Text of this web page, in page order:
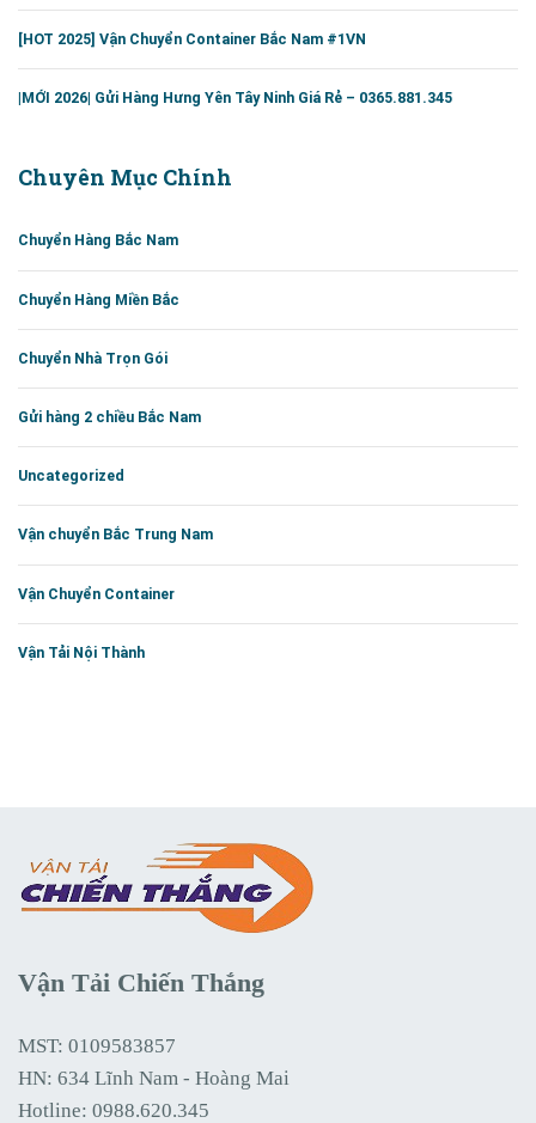
[HOT 2025] Vận Chuyển Container Bắc Nam #1VN
|MỚI 2026| Gửi Hàng Hưng Yên Tây Ninh Giá Rẻ – 0365.881.345
Chuyên Mục Chính
Chuyển Hàng Bắc Nam
Chuyển Hàng Miền Bắc
Chuyển Nhà Trọn Gói
Gửi hàng 2 chiều Bắc Nam
Uncategorized
Vận chuyển Bắc Trung Nam
Vận Chuyển Container
Vận Tải Nội Thành
Vận Tải Chiến Thắng
MST: 0109583857
HN: 634 Lĩnh Nam - Hoàng Mai
Hotline: 0988.620.345